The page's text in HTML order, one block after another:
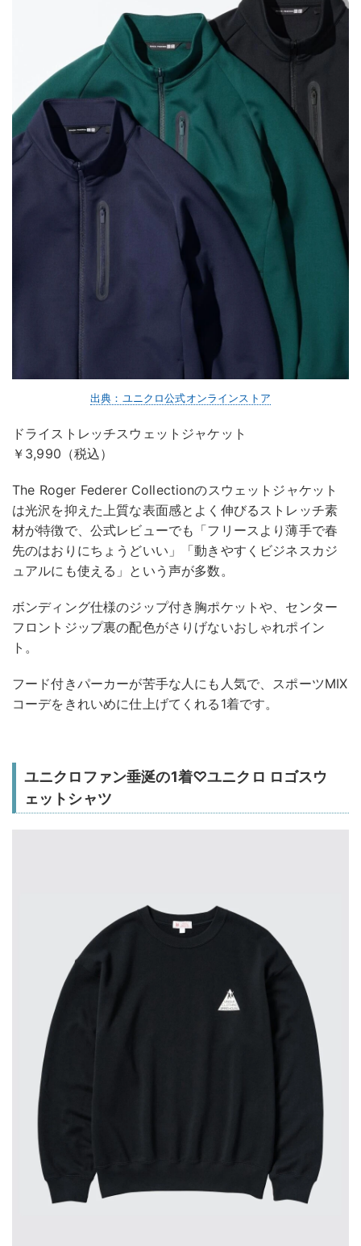
出典：ユニクロ公式オンラインストア
ドライストレッチスウェットジャケット
￥3,990（税込）
The Roger Federer Collectionのスウェットジャケット
は光沢を抑えた上質な表面感とよく伸びるストレッチ素
材が特徴で、公式レビューでも「フリースより薄手で春
先のはおりにちょうどいい」「動きやすくビジネスカジ
ュアルにも使える」という声が多数。
ボンディング仕様のジップ付き胸ポケットや、センター
フロントジップ裏の配色がさりげないおしゃれポイン
ト。
フード付きパーカーが苦手な人にも人気で、スポーツMIX
コーデをきれいめに仕上げてくれる1着です。
ユニクロファン垂涎の1着♡ユニクロ ロゴスウ
ェットシャツ